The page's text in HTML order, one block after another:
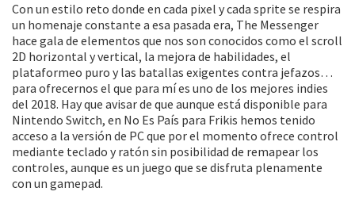
Con un estilo reto donde en cada pixel y cada sprite se respira
un homenaje constante a esa pasada era, The Messenger
hace gala de elementos que nos son conocidos como el scroll
2D horizontal y vertical, la mejora de habilidades, el
plataformeo puro y las batallas exigentes contra jefazos…
para ofrecernos el que para mí es uno de los mejores indies
del 2018. Hay que avisar de que aunque está disponible para
Nintendo Switch, en No Es País para Frikis hemos tenido
acceso a la versión de PC que por el momento ofrece control
mediante teclado y ratón sin posibilidad de remapear los
controles, aunque es un juego que se disfruta plenamente
con un gamepad.